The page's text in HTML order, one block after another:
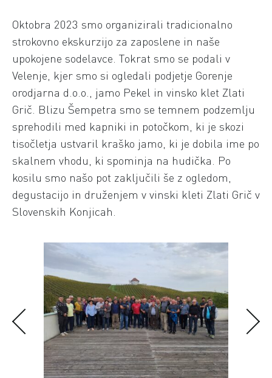
Oktobra 2023 smo organizirali tradicionalno
strokovno ekskurzijo za zaposlene in naše
upokojene sodelavce. Tokrat smo se podali v
Velenje, kjer smo si ogledali podjetje Gorenje
orodjarna d.o.o., jamo Pekel in vinsko klet Zlati
Grič. Blizu Šempetra smo se temnem podzemlju
sprehodili med kapniki in potočkom, ki je skozi
tisočletja ustvaril kraško jamo, ki je dobila ime po
skalnem vhodu, ki spominja na hudička. Po
kosilu smo našo pot zaključili še z ogledom,
degustacijo in druženjem v vinski kleti Zlati Grič v
Slovenskih Konjicah.